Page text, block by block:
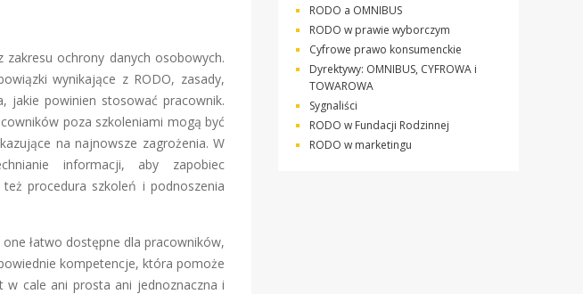
ochrony danych osobowych.
wynikające z RODO, zasady,
jakie powinien stosować pracownik.
poza szkoleniami mogą być
na najnowsze zagrożenia. W
informacji, aby zapobiec
procedura szkoleń i podnoszenia
łatwo dostępne dla pracowników,
kompetencje, która pomoże
cale ani prosta ani jednoznaczna i
RODO a OMNIBUS
RODO w prawie wyborczym
Cyfrowe prawo konsumenckie
Dyrektywy: OMNIBUS, CYFROWA i
TOWAROWA
Sygnaliści
RODO w Fundacji Rodzinnej
RODO w marketingu